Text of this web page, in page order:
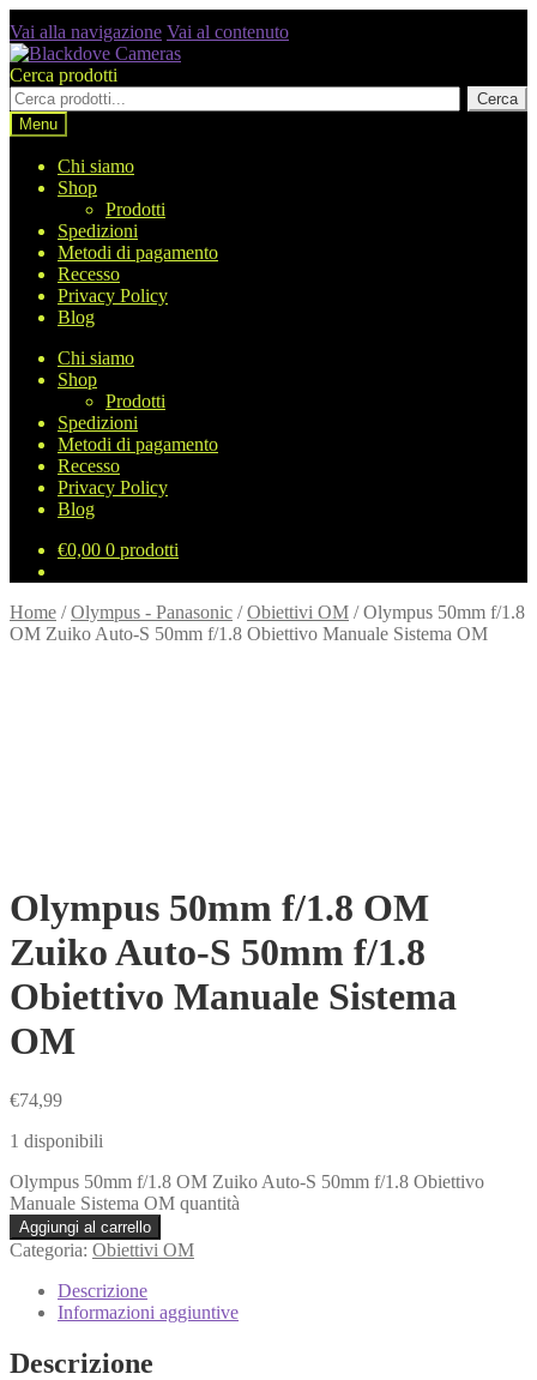
Vai alla navigazione Vai al contenuto
Cerca prodotti
Cerca
Menu
Chi siamo
Shop
Prodotti
Spedizioni
Metodi di pagamento
Recesso
Privacy Policy
Blog
Chi siamo
Shop
Prodotti
Spedizioni
Metodi di pagamento
Recesso
Privacy Policy
Blog
€0,00 0 prodotti
Home /Olympus - Panasonic /Obiettivi OM /Olympus 50mm f/1.8
OM Zuiko Auto‑S 50mm f/1.8 Obiettivo Manuale Sistema OM
Olympus 50mm f/1.8 OM
Zuiko Auto‑S 50mm f/1.8
Obiettivo Manuale Sistema
OM
€74,99
1 disponibili
Olympus 50mm f/1.8 OM Zuiko Auto‑S 50mm f/1.8 Obiettivo
Manuale Sistema OM quantità
Aggiungi al carrello
Categoria: Obiettivi OM
Descrizione
Informazioni aggiuntive
Descrizione